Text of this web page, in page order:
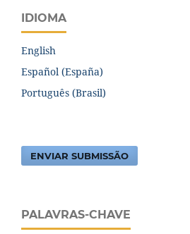
IDIOMA
English
Español (España)
Português (Brasil)
ENVIAR SUBMISSÃO
PALAVRAS-CHAVE